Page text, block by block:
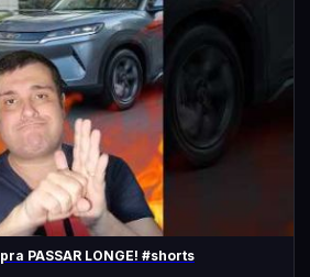
pra PASSAR LONGE! #shorts